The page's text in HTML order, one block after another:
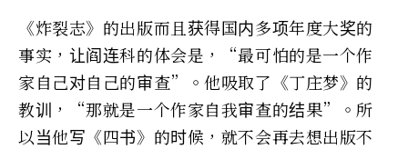
《炸裂志》的出版而且获得国内多项年度大奖的
事实，让阎连科的体会是，“最可怕的是一个作
家自己对自己的审查”。他吸取了《丁庄梦》的
教训，“那就是一个作家自我审查的结果”。所
以当他写《四书》的时候，就不会再去想出版不